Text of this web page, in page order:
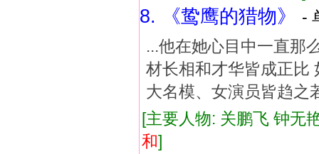
8. 《鸷鹰的猎物》
-
...他在她心目中一直那
材长相和才华皆成正比
大名模、女演员皆趋之
[主要人物: 关鹏飞 钟
和]